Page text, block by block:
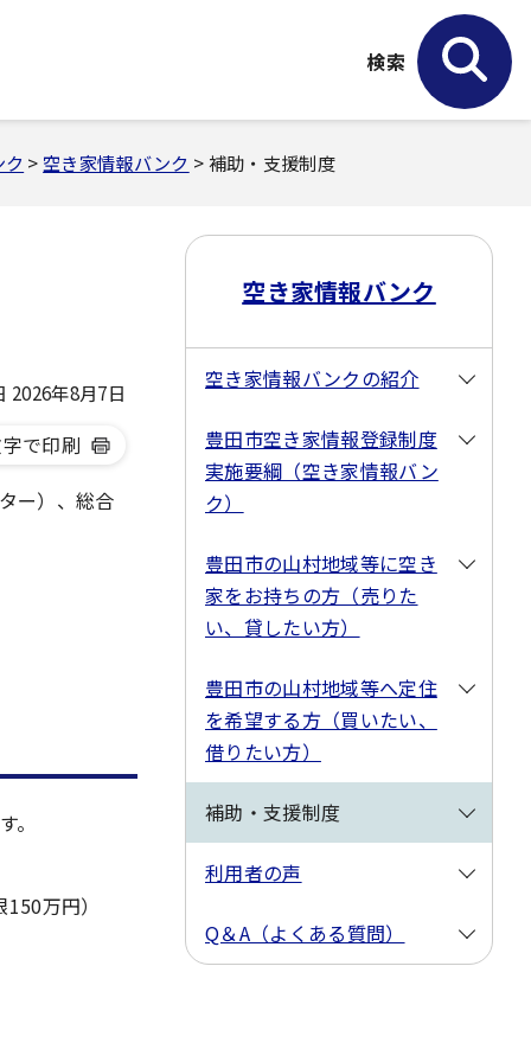
検索
> 空き家情報バンク > 補助・支援制度
年8月7日
で印刷
ー）、総合
万円）
空き家情報バンク
空き家情報バンクの紹介
豊田市空き家情報登録制度
実施要綱（空き家情報バン
ク）
豊田市の山村地域等に空き
家をお持ちの方（売りた
い、貸したい方）
豊田市の山村地域等へ定住
を希望する方（買いたい、
借りたい方）
補助・支援制度
利用者の声
Q＆A（よくある質問）